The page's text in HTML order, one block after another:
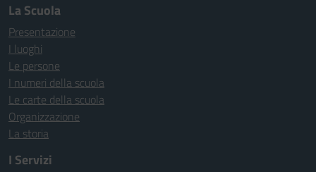
La Scuola
Presentazione
I luoghi
Le persone
I numeri della scuola
Le carte della scuola
Organizzazione
La storia
I Servizi